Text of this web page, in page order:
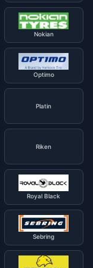
Nokian
Optimo
Platin
Riken
Royal Black
Sebring